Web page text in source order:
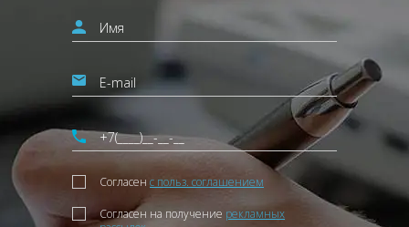
Согласен с польз. соглашением
Согласен на получение рекламных